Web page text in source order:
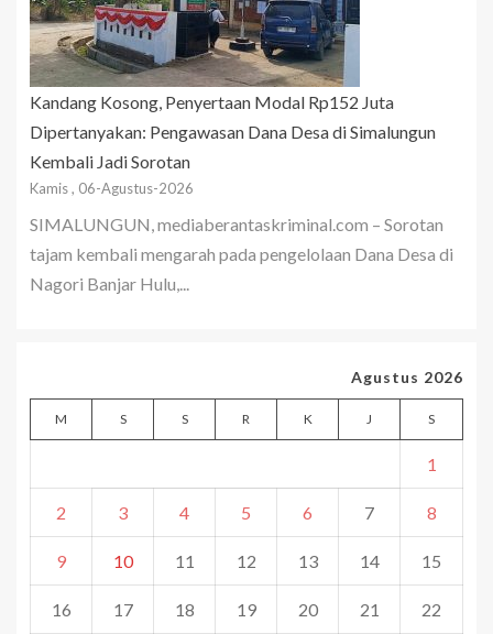
Kandang Kosong, Penyertaan Modal Rp152 Juta
Dipertanyakan: Pengawasan Dana Desa di Simalungun
Kembali Jadi Sorotan
Kamis , 06-Agustus-2026
SIMALUNGUN, mediaberantaskriminal.com – Sorotan
tajam kembali mengarah pada pengelolaan Dana Desa di
Nagori Banjar Hulu,...
Agustus 2026
M S S R K J S
1
2 3 4 5 6 7 8
9 10 11 12 13 14 15
16 17 18 19 20 21 22